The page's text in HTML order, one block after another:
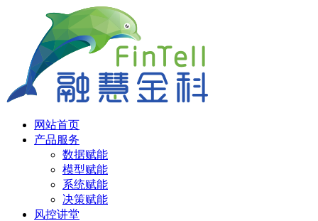
网站首页
产品服务
数据赋能
模型赋能
系统赋能
决策赋能
风控讲堂